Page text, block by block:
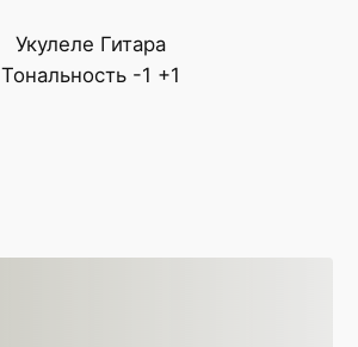
Укулеле Гитара
Тональность -1 +1